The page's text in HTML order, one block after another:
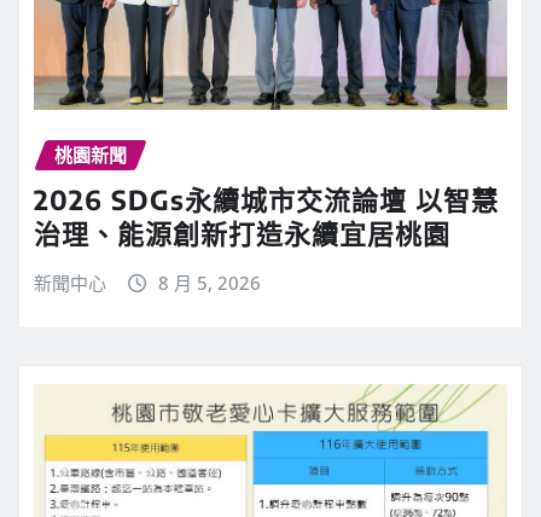
桃園新聞
2026 SDGs永續城市交流論壇 以智慧
治理、能源創新打造永續宜居桃園
新聞中心 8 月 5, 2026